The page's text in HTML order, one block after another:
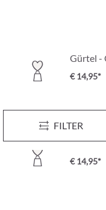
FILTER
Gürtel -
€ 14,95*
Kette -
€ 14,95*